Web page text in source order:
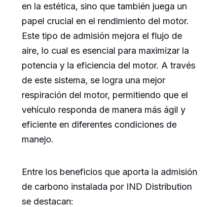
en la estética, sino que también juega un
papel crucial en el rendimiento del motor.
Este tipo de admisión mejora el flujo de
aire, lo cual es esencial para maximizar la
potencia y la eficiencia del motor. A través
de este sistema, se logra una mejor
respiración del motor, permitiendo que el
vehículo responda de manera más ágil y
eficiente en diferentes condiciones de
manejo.
Entre los beneficios que aporta la admisión
de carbono instalada por IND Distribution
se destacan: